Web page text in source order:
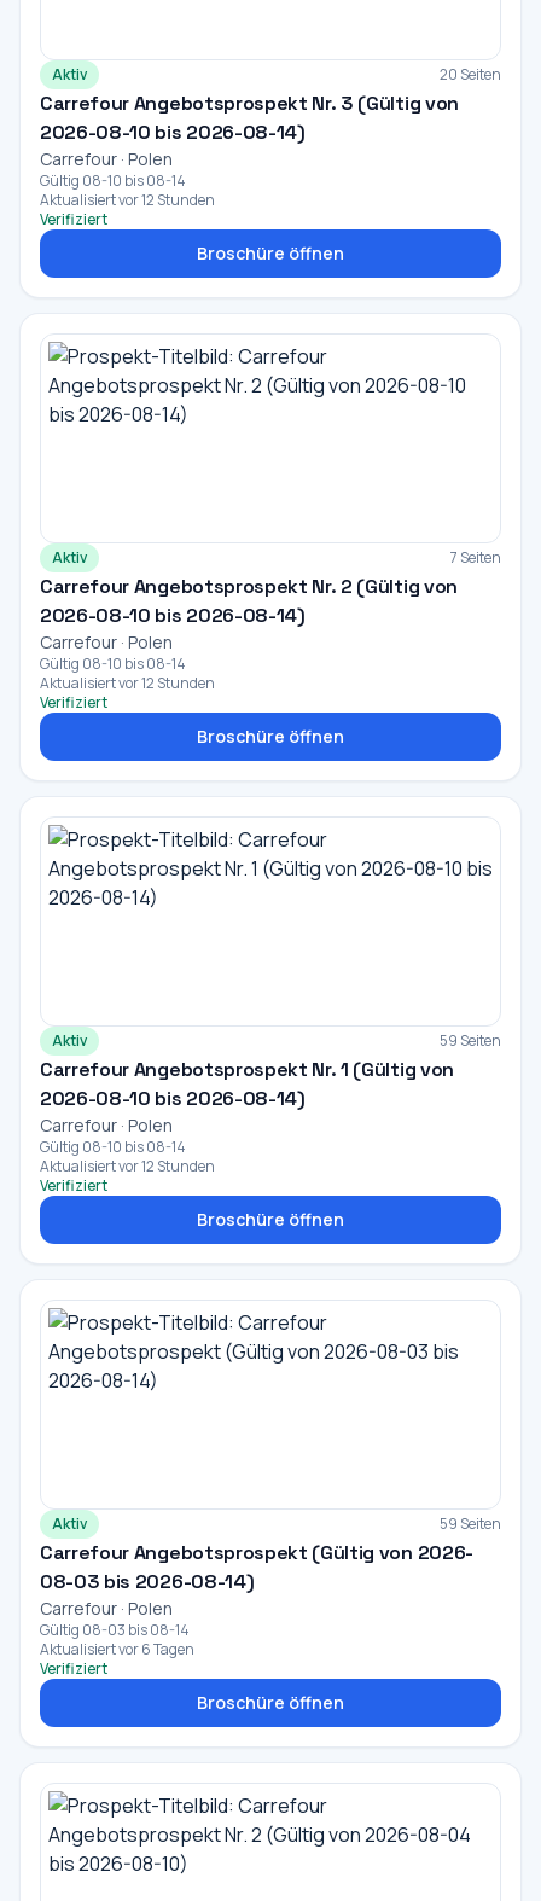
Aktiv 20 Seiten
Carrefour Angebotsprospekt Nr. 3 (Gültig von
2026-08-10 bis 2026-08-14)
Carrefour · Polen
Gültig 08-10 bis 08-14
Aktualisiert vor 12 Stunden
Verifiziert
Broschüre öffnen
Aktiv 7 Seiten
Carrefour Angebotsprospekt Nr. 2 (Gültig von
2026-08-10 bis 2026-08-14)
Carrefour · Polen
Gültig 08-10 bis 08-14
Aktualisiert vor 12 Stunden
Verifiziert
Broschüre öffnen
Aktiv 59 Seiten
Carrefour Angebotsprospekt Nr. 1 (Gültig von
2026-08-10 bis 2026-08-14)
Carrefour · Polen
Gültig 08-10 bis 08-14
Aktualisiert vor 12 Stunden
Verifiziert
Broschüre öffnen
Aktiv 59 Seiten
Carrefour Angebotsprospekt (Gültig von 2026-
08-03 bis 2026-08-14)
Carrefour · Polen
Gültig 08-03 bis 08-14
Aktualisiert vor 6 Tagen
Verifiziert
Broschüre öffnen